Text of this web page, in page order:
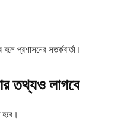
প্রশাসনের সতর্কবার্তা।
তথ্যও লাগবে